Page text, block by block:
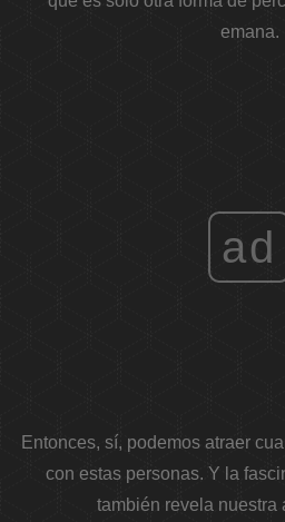
emana.
ad
Entonces, sí, podemos atraer
con estas personas. Y la
también revela nuestra